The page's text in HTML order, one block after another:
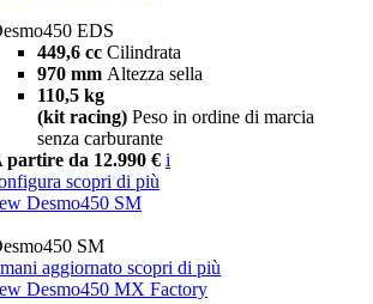
EDS
449,6 cc Cilindrata
970 mm Altezza sella
110,5 kg
(kit racing) Peso in ordine di marcia
senza carburante
partire da 12.990 € i
scopri di più
Desmo450 SM
SM
aggiornato scopri di più
Desmo450 MX Factory